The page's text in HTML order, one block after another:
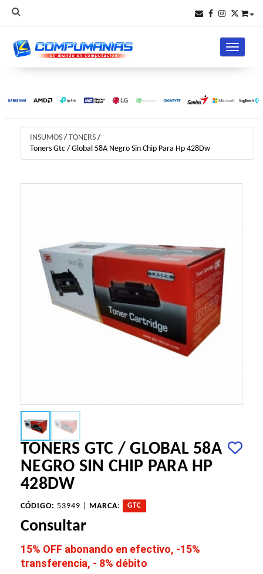
Toggle
INSUMOS / TONERS /
Toners Gtc / Global 58A Negro Sin Chip Para Hp 428Dw
TONERS GTC / GLOBAL 58A
NEGRO SIN CHIP PARA HP
428DW
CÓDIGO: 53949 | MARCA: GTC
Consultar
15% OFF abonando en efectivo, -15%
transferencia, - 8% débito